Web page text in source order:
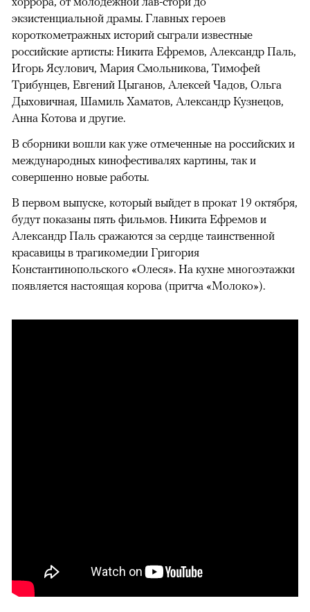
экзистенциальной драмы. Главных героев
короткометражных историй сыграли известные
российские артисты: Никита Ефремов, Александр Паль,
Игорь Ясулович, Мария Смольникова, Тимофей
Трибунцев, Евгений Цыганов, Алексей Чадов, Ольга
Дыховичная, Шамиль Хаматов, Александр Кузнецов,
Анна Котова и другие.
В сборники вошли как уже отмеченные на российских и
международных кинофестивалях картины, так и
совершенно новые работы.
В первом выпуске, который выйдет в прокат 19 октября,
будут показаны пять фильмов. Никита Ефремов и
Александр Паль сражаются за сердце таинственной
красавицы в трагикомедии Григория
Константинопольского «Олеся». На кухне многоэтажки
появляется настоящая корова (притча «Молоко»).